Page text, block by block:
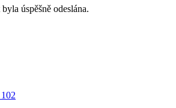
úspěšně odeslána.